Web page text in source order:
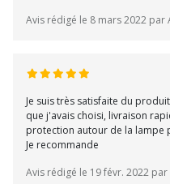
Avis rédigé le 8 mars 2022 par
Je suis très satisfaite du
que j'avais choisi, livraison
protection autour de la lampe
Je recommande
Avis rédigé le 19 févr. 2022 par